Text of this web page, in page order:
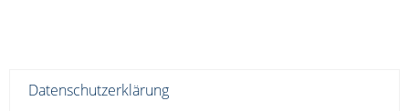
Datenschutzerklärung